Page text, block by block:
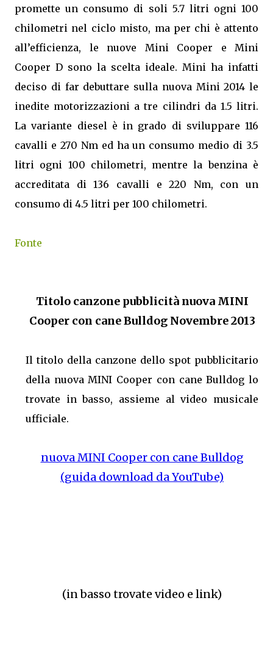
promette un consumo di soli 5.7 litri ogni 100
chilometri nel ciclo misto, ma per chi è attento
all’efficienza, le nuove Mini Cooper e Mini
Cooper D sono la scelta ideale. Mini ha infatti
deciso di far debuttare sulla nuova Mini 2014 le
inedite motorizzazioni a tre cilindri da 1.5 litri.
La variante diesel è in grado di sviluppare 116
cavalli e 270 Nm ed ha un consumo medio di 3.5
litri ogni 100 chilometri, mentre la benzina è
accreditata di 136 cavalli e 220 Nm, con un
consumo di 4.5 litri per 100 chilometri.
Fonte
Titolo canzone pubblicità nuova MINI
Cooper con cane Bulldog Novembre 2013
Il titolo della canzone dello spot pubblicitario
della nuova MINI Cooper con cane Bulldog lo
trovate in basso, assieme al video musicale
ufficiale.
nuova MINI Cooper con cane Bulldog
(guida download da YouTube)
(in basso trovate video e link)